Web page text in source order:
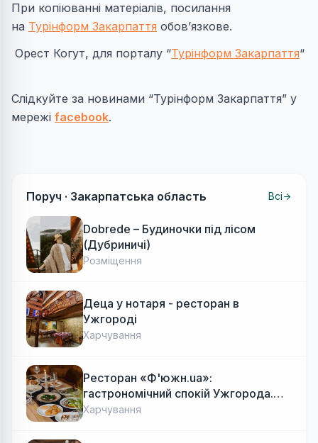
При копіюванні матеріалів, посилання
на Турінформ Закарпаття обов’язкове.
Орест Когут, для порталу “Турінформ Закарпаття“
Слідкуйте за новинами “Турінформ Закарпаття” у
мережі facebook.
Поруч · Закарпатська область Всі
Dobrede – Будиночки під лісом
(Дубриничі)
Розміщення
Деца у нотаря - ресторан в
Ужгороді
Харчування
Ресторан «Ф'южн.ua»:
гастрономічний спокій Ужгорода.
Авторська локальна кухня, затишок
Харчування